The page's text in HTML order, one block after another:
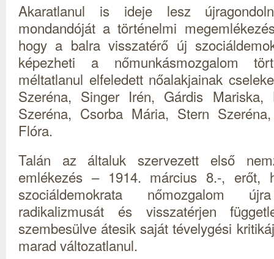
Akaratlanul is ideje lesz
mondandóját a történelmi
hogy a balra visszatérő új
képezheti a nőmunkásmozgalom
méltatlanul elfeledett nőalakjainak
Szeréna, Singer Irén, Gárdis
Szeréna, Csorba Mária, Stern
Flóra.
Talán az általuk szervezett első
emlékezés – 1914. március 8.-,
szociáldemokrata nőmozgalom
radikalizmusát és visszatérjen
szembesülve átesik saját tévelygési
marad változatlanul.